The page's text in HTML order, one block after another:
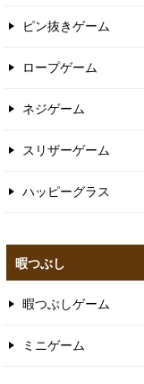
ピン抜きゲーム
ロープゲーム
ネジゲーム
スリザーゲーム
ハッピーグラス
暇つぶし
暇つぶしゲーム
ミニゲーム